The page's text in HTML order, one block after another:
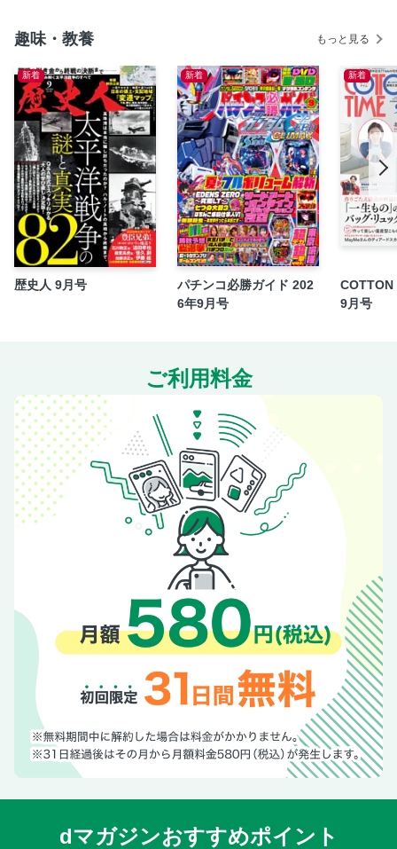
ドロップアウト
ロックオン
嵐のねぶり打ち
鉄火場のレキシコン
クボンヌの看破のすゝめ
万枚復活計画見聞録
新NISA
こー爺さんの窓際スロ放談
スマスロサンダーV
スマスロ甲鉄城のカバネリ海門決戦
趣味・教養 もっと見る
新着
歴史人 9月号
新着
パチンコ必勝ガイド 202
6年9月号
新着
COTTON
9月号
ご利用料金
dマガジンおすすめポイント